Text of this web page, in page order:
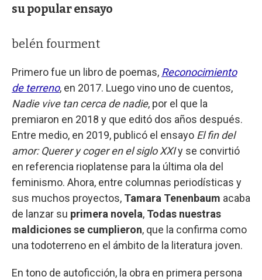
su popular ensayo
belén fourment
Primero fue un libro de poemas, Reconocimiento
de terreno, en 2017. Luego vino uno de cuentos,
Nadie vive tan cerca de nadie, por el que la
premiaron en 2018 y que editó dos años después.
Entre medio, en 2019, publicó el ensayo El fin del
amor: Querer y coger en el siglo XXIy se convirtió
en referencia rioplatense para la última ola del
feminismo. Ahora, entre columnas periodísticas y
sus muchos proyectos, Tamara Tenenbaum acaba
de lanzar su primera novela, Todas nuestras
maldiciones se cumplieron, que la confirma como
una todoterreno en el ámbito de la literatura joven.
En tono de autoficción, la obra en primera persona